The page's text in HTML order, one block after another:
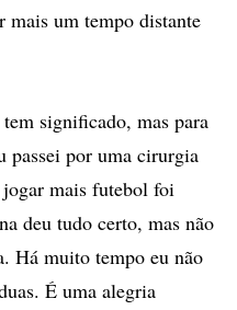
mais um tempo distante
significado, mas para
passei por uma cirurgia
mais futebol foi
deu tudo certo, mas não
Há muito tempo eu não
É uma alegria